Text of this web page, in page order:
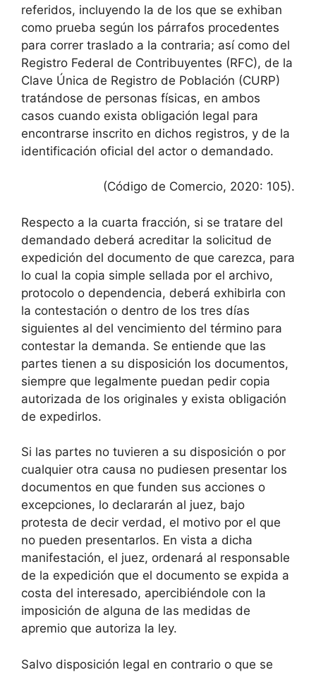
referidos, incluyendo la de los que se exhiban
como prueba según los párrafos procedentes
para correr traslado a la contraria; así como del
Registro Federal de Contribuyentes (RFC), de la
Clave Única de Registro de Población (CURP)
tratándose de personas físicas, en ambos
casos cuando exista obligación legal para
encontrarse inscrito en dichos registros, y de la
identificación oficial del actor o demandado.
(Código de Comercio, 2020: 105).
Respecto a la cuarta fracción, si se tratare del
demandado deberá acreditar la solicitud de
expedición del documento de que carezca, para
lo cual la copia simple sellada por el archivo,
protocolo o dependencia, deberá exhibirla con
la contestación o dentro de los tres días
siguientes al del vencimiento del término para
contestar la demanda. Se entiende que las
partes tienen a su disposición los documentos,
siempre que legalmente puedan pedir copia
autorizada de los originales y exista obligación
de expedirlos.
Si las partes no tuvieren a su disposición o por
cualquier otra causa no pudiesen presentar los
documentos en que funden sus acciones o
excepciones, lo declararán al juez, bajo
protesta de decir verdad, el motivo por el que
no pueden presentarlos. En vista a dicha
manifestación, el juez, ordenará al responsable
de la expedición que el documento se expida a
costa del interesado, apercibiéndole con la
imposición de alguna de las medidas de
apremio que autoriza la ley.
Salvo disposición legal en contrario o que se